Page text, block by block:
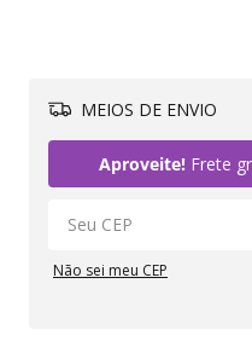
MEIOS DE ENVIO
Aproveite!Frete
Não sei meu CEP